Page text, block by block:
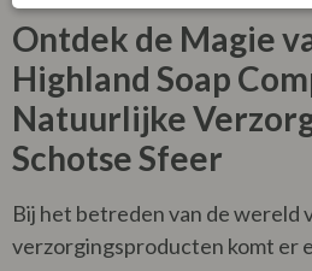
Ontdek de Magie
Highland Soap
Natuurlijke
Schotse Sfeer
Bij het betreden van de wereld
verzorgingsproducten komt er